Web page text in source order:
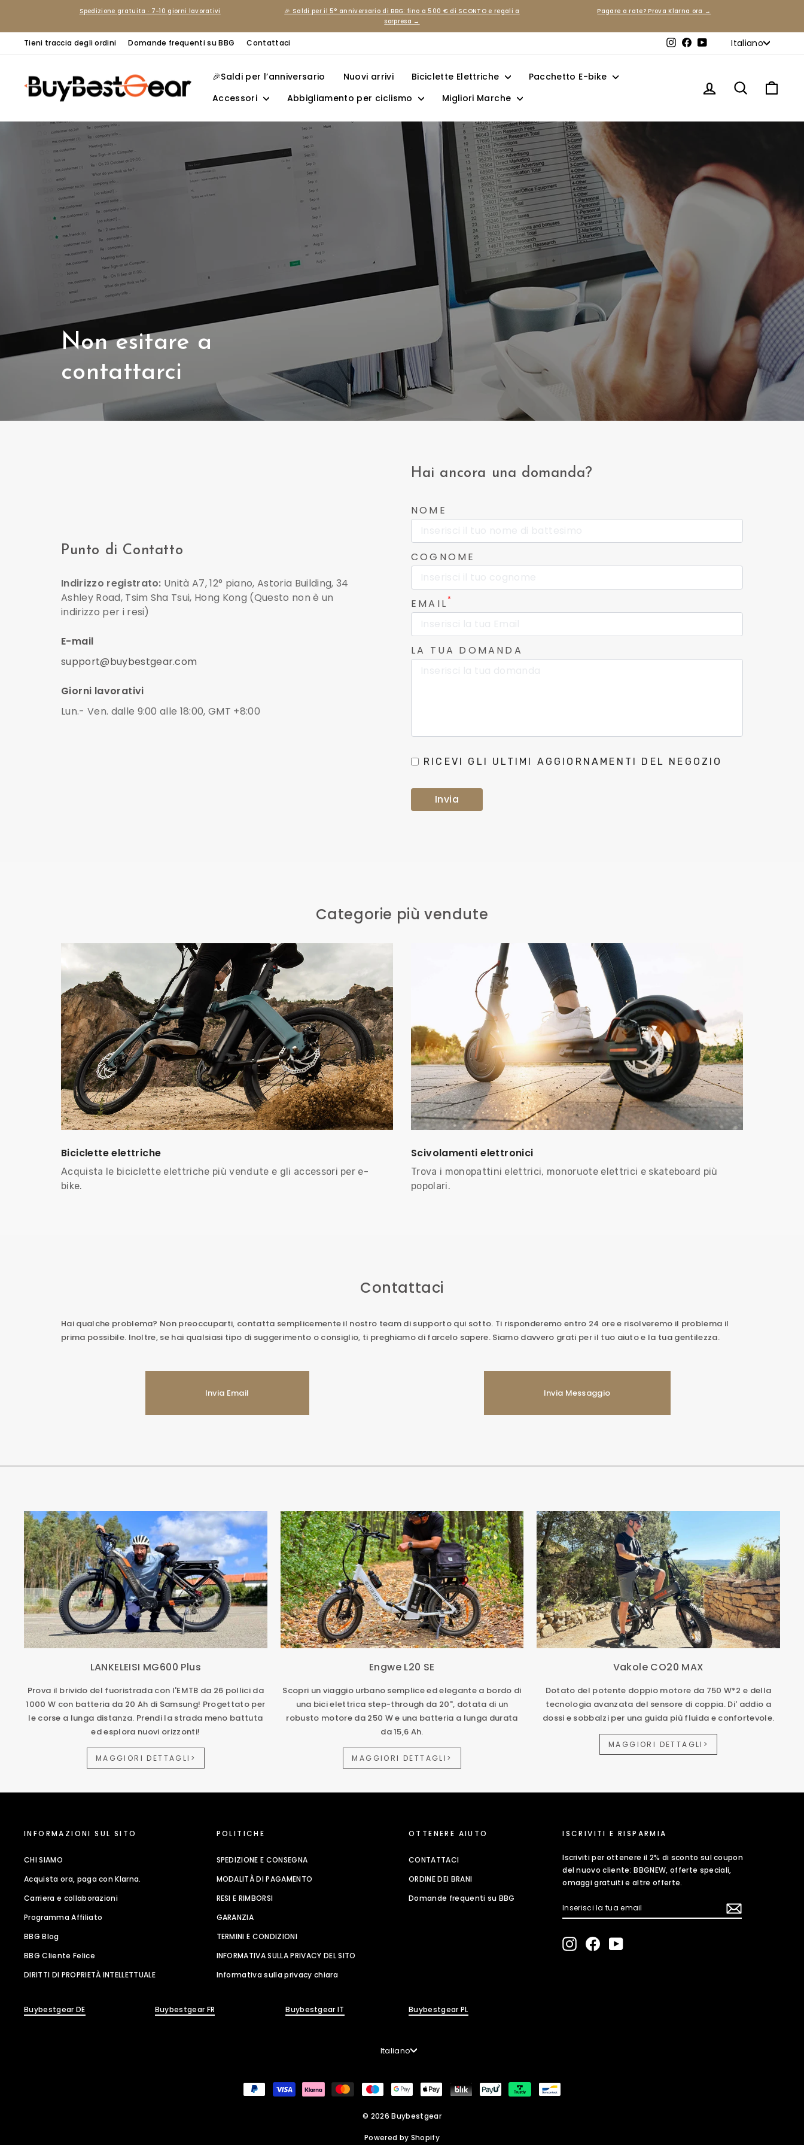
ai
contenuti
Metti
in
pausa
Spedizione gratuita · 7-10 giorni lavorativi
🎉 Saldi per il 5° anniversario di BBG: fino a 500 € di SCONTO e regali a
sorpresa →
Pagare a rate? Prova Klarna ora →
Tieni traccia degli ordini Domande frequenti su BBG Contattaci Instagram
FacebookYouTubeLingua
Italiano
🎉Saldi per l’anniversario Nuovi arrivi Biciclette Elettriche
Pacchetto E-bike
Accessori
Abbigliamento per ciclismo Migliori Marche
Accedi Cerca
Non esitare a
contattarci
Punto di Contatto
Indirizzo registrato: Unità A7, 12° piano, Astoria Building, 34
Ashley Road, Tsim Sha Tsui, Hong Kong (Questo non è un
indirizzo per i resi)
E-mail
support@buybestgear.com
Giorni lavorativi
Lun.- Ven. dalle 9:00 alle 18:00, GMT +8:00
Hai ancora una domanda?
NOME
COGNOME
EMAIL *
LA TUA DOMANDA
RICEVI GLI ULTIMI AGGIORNAMENTI DEL NEGOZIO
Invia
Categorie più vendute
Biciclette elettriche
Acquista le biciclette elettriche più vendute e gli accessori per e-
bike.
Scivolamenti elettronici
Trova i monopattini elettrici, monoruote elettrici e skateboard più
popolari.
Contattaci
Hai qualche problema? Non preoccuparti, contatta semplicemente il nostro team di supporto qui sotto. Ti risponderemo entro 24 ore e risolveremo il problema il
prima possibile. Inoltre, se hai qualsiasi tipo di suggerimento o consiglio, ti preghiamo di farcelo sapere. Siamo davvero grati per il tuo aiuto e la tua gentilezza.
Invia Email Invia Messaggio
LANKELEISI MG600 Plus
Prova il brivido del fuoristrada con l'EMTB da 26 pollici da
1000 W con batteria da 20 Ah di Samsung! Progettato per
le corse a lunga distanza. Prendi la strada meno battuta
ed esplora nuovi orizzonti!
MAGGIORI DETTAGLI>
Engwe L20 SE
Scopri un viaggio urbano semplice ed elegante a bordo di
una bici elettrica step-through da 20", dotata di un
robusto motore da 250 W e una batteria a lunga durata
da 15,6 Ah.
MAGGIORI DETTAGLI>
Vakole CO20 MAX
Dotato del potente doppio motore da 750 W*2 e della
tecnologia avanzata del sensore di coppia. Di' addio a
dossi e sobbalzi per una guida più fluida e confortevole.
MAGGIORI DETTAGLI>
INFORMAZIONI SUL SITO
CHI SIAMO
Acquista ora, paga con Klarna.
Carriera e collaborazioni
Programma Affiliato
BBG Blog
BBG Cliente Felice
DIRITTI DI PROPRIETÀ INTELLETTUALE
POLITICHE
SPEDIZIONE E CONSEGNA
MODALITÀ DI PAGAMENTO
RESI E RIMBORSI
GARANZIA
TERMINI E CONDIZIONI
INFORMATIVA SULLA PRIVACY DEL SITO
Informativa sulla privacy chiara
OTTENERE AIUTO
CONTATTACI
ORDINE DEI BRANI
Domande frequenti su BBG
ISCRIVITI E RISPARMIA
Iscriviti per ottenere il 2% di sconto sul coupon
del nuovo cliente: BBGNEW, offerte speciali,
omaggi gratuiti e altre offerte.
INSERISCI
LA
EMAIL
ISCRIVITI
Instagram
FacebookYouTube
Buybestgear DE Buybestgear FR Buybestgear IT Buybestgear PL
Lingua
Italiano
© 2026 Buybestgear
Powered by Shopify